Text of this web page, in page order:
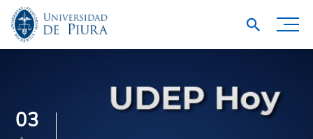
03